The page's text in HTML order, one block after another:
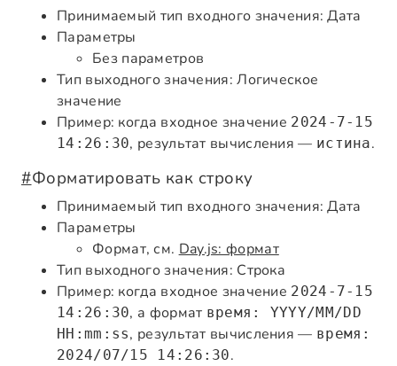
Принимаемый тип входного значения: Дата
Параметры
Без параметров
Тип выходного значения: Логическое
значение
Пример: когда входное значение 2024-7-15
14:26:30, результат вычисления — истина.
#Форматировать как строку
Принимаемый тип входного значения: Дата
Параметры
Формат, см. Day.js: формат
Тип выходного значения: Строка
Пример: когда входное значение 2024-7-15
14:26:30, а формат время: YYYY/MM/DD
HH:mm:ss, результат вычисления — время:
2024/07/15 14:26:30.